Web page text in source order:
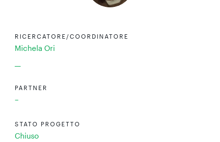
RICERCATORE/COORDINATORE
Michela Ori
PARTNER
–
STATO PROGETTO
Chiuso